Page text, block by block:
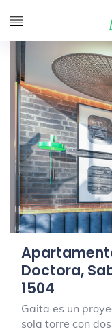
Doctora,
1504
Gaita es un
sola torre con